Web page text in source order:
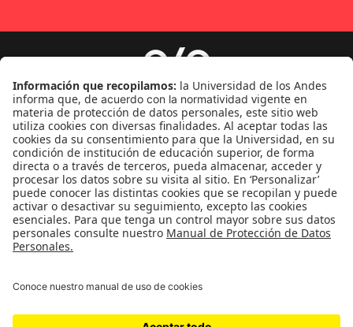
Género
Política
Cultura
Medio ambiente
Medios y periodismo
Ciudad